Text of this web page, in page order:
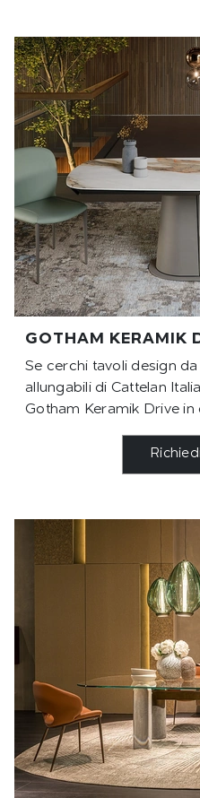
GOTHAM KERAMIK
Se cerchi tavoli design
allungabili di Cattelan
Gotham Keramik Drive in